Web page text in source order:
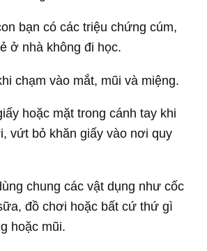
bạn có các triệu chứng cúm,
ở nhà không đi học.
chạm vào mắt, mũi và miệng.
hoặc mặt trong cánh tay khi
vứt bỏ khăn giấy vào nơi quy
chung các vật dụng như cốc
đồ chơi hoặc bất cứ thứ gì
hoặc mũi.